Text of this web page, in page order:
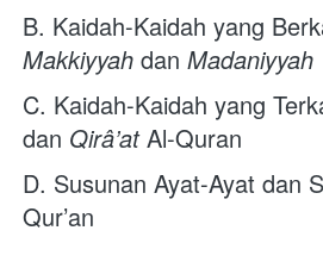
Makkiyyah dan Madaniyyah
C. Kaidah-Kaidah yang
dan Qirâ’at Al-Quran
D. Susunan Ayat-Ayat dan
Qur’an